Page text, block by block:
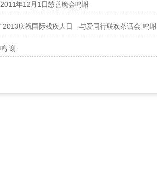
2011年12月1日慈善晚会鸣谢
“2013庆祝国际残疾人日—与爱同行联欢茶话会”鸣谢
鸣 谢